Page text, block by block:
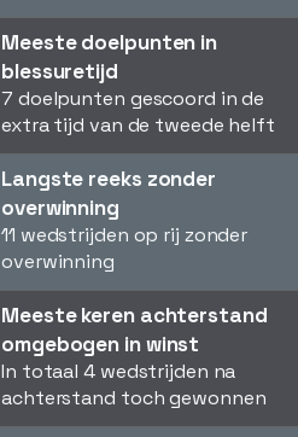
Meeste doelpunten in
blessuretijd
7 doelpunten gescoord in de
extra tijd van de tweede helft
Langste reeks zonder
overwinning
11 wedstrijden op rij zonder
overwinning
Meeste keren achterstand
omgebogen in winst
In totaal 4 wedstrijden na
achterstand toch gewonnen